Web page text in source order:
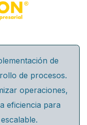
de
de procesos.
operaciones,
eficiencia para